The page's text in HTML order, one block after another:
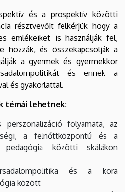
és a prospektív közötti
résztvevőit felkérjük hogy a
emlékeiket is használják fel,
hozzák, és összekapcsolják a
a gyermek és gyermekkor
és ennek a
és gyakorlattal.
témái lehetnek:
folyamata, az
a felnőttközpontú és a
pedagógia közötti skálákon
és a kora
között